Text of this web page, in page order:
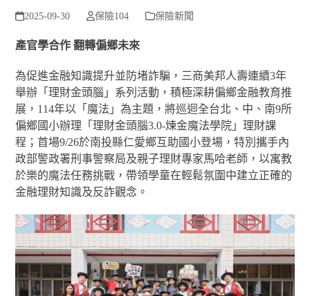
2025-09-30 保險104 保險新聞
產官學合作 翻轉偏鄉未來
為促進金融知識提升並防堵詐騙，三商美邦人壽連續3年
舉辦「理財金頭腦」系列活動，積極深耕偏鄉金融教育推
展，114年以「魔法」為主題，將巡迴全台北、中、南9所
偏鄉國小辦理「理財金頭腦3.0-煉金魔法學院」理財課
程；首場9/26於南投縣仁愛鄉互助國小登場，特別攜手內
政部警政署刑事警察局及親子理財專家馬哈老師，以寓教
於樂的魔法任務挑戰，帶領學童在輕鬆氛圍中建立正確的
金融理財知識及反詐觀念。